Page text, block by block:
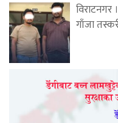
विराटनगर
गाँजा